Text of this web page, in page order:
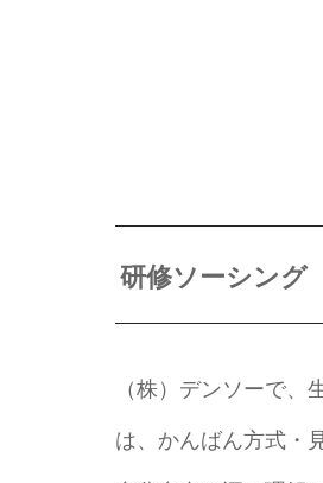
研修ソーシン
（株）デンソーで
は、かんばん方式・